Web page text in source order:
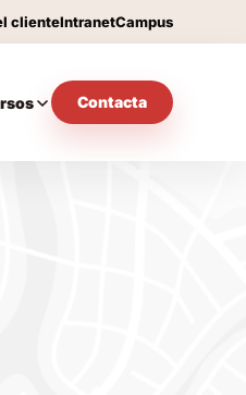
clienteIntranetCampus
Contacta